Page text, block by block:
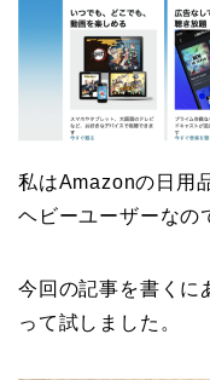
私はAmazonの日用
ヘビーユーザーなの
今回の記事を書くに
って試しました。